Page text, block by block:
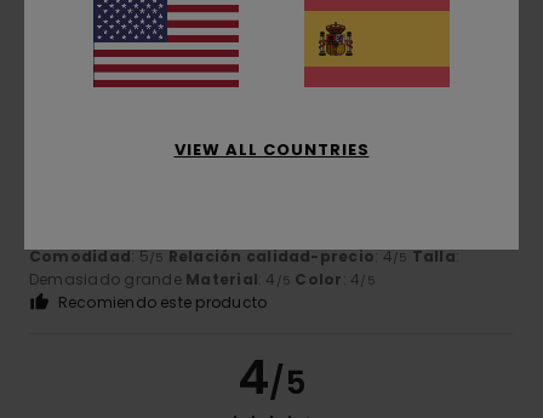
5 /5
Comodidad: 5/5 Relación calidad-precio: 4/5 Talla:
Demasiado grande Material: 4 /5 Color: 4/5
Recomiendo este producto
4/5
VIEW ALL COUNTRIES